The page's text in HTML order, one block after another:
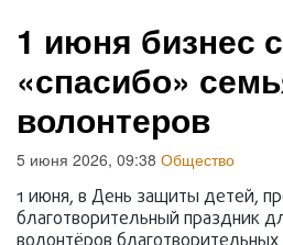
1 июня бизнес
«спасибо»
волонтеров
5 июня 2026, 09:38 Общество
1 июня, в День защиты детей,
благотворительный праздник